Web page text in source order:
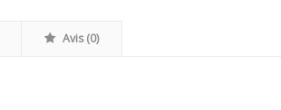
Avis (0)